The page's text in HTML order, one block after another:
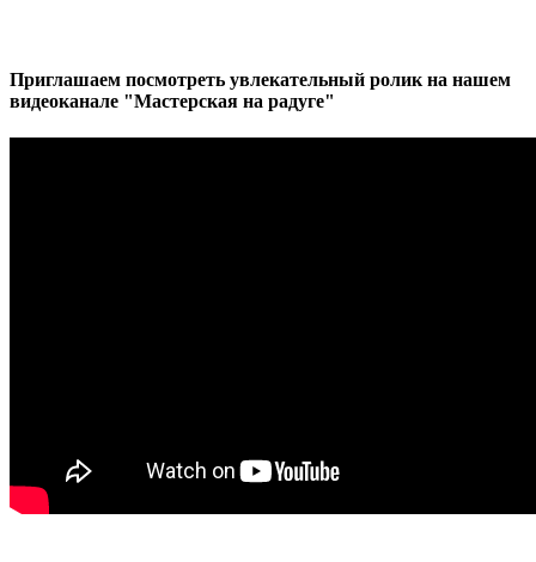
Приглашаем посмотреть увлекательный ролик на нашем
видеоканале "Мастерская на радуге"